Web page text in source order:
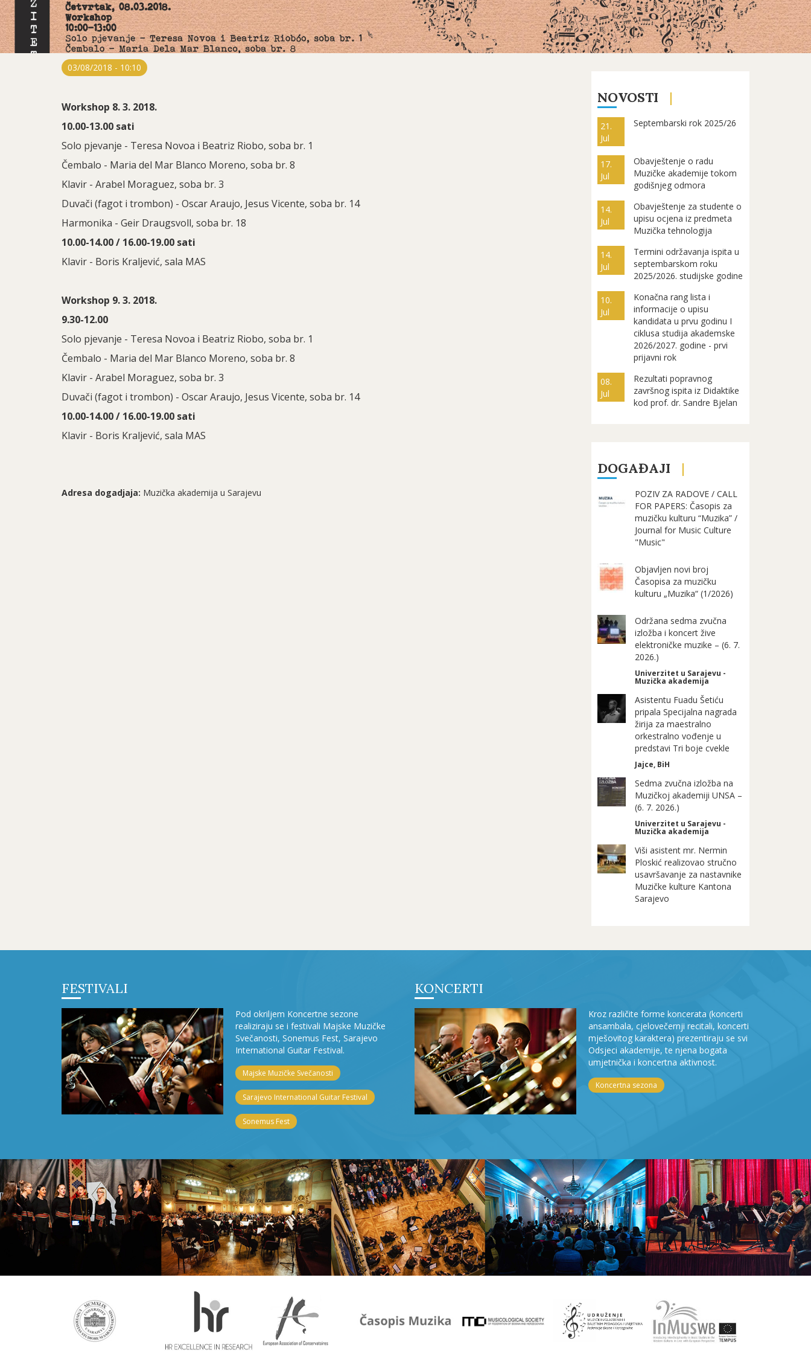
03/08/2018 - 10:10
Workshop 8. 3. 2018.
10.00-13.00 sati
Solo pjevanje - Teresa Novoa i Beatriz Riobo, soba br. 1
Čembalo - Maria del Mar Blanco Moreno, soba br. 8
Klavir - Arabel Moraguez, soba br. 3
Duvači (fagot i trombon) - Oscar Araujo, Jesus Vicente, soba br. 14
Harmonika - Geir Draugsvoll, soba br. 18
10.00-14.00 / 16.00-19.00 sati
Klavir - Boris Kraljević, sala MAS
Workshop 9. 3. 2018.
9.30-12.00
Solo pjevanje - Teresa Novoa i Beatriz Riobo, soba br. 1
Čembalo - Maria del Mar Blanco Moreno, soba br. 8
Klavir - Arabel Moraguez, soba br. 3
Duvači (fagot i trombon) - Oscar Araujo, Jesus Vicente, soba br. 14
10.00-14.00 / 16.00-19.00 sati
Klavir - Boris Kraljević, sala MAS
Adresa dogadjaja: Muzička akademija u Sarajevu
NOVOSTI
21.
Jul
Septembarski rok 2025/26
17.
Jul
Obavještenje o radu
Muzičke akademije tokom
godišnjeg odmora
14.
Jul
Obavještenje za studente o
upisu ocjena iz predmeta
Muzička tehnologija
14.
Jul
Termini održavanja ispita u
septembarskom roku
2025/2026. studijske godine
10.
Jul
Konačna rang lista i
informacije o upisu
kandidata u prvu godinu I
ciklusa studija akademske
2026/2027. godine - prvi
prijavni rok
08.
Jul
Rezultati popravnog
završnog ispita iz Didaktike
kod prof. dr. Sandre Bjelan
DOGAĐAJI
POZIV ZA RADOVE / CALL
FOR PAPERS: Časopis za
muzičku kulturu “Muzika” /
Journal for Music Culture
"Music"
Objavljen novi broj
Časopisa za muzičku
kulturu „Muzika“ (1/2026)
Održana sedma zvučna
izložba i koncert žive
elektroničke muzike – (6. 7.
2026.)
Univerzitet u Sarajevu -
Muzička akademija
Asistentu Fuadu Šetiću
pripala Specijalna nagrada
žirija za maestralno
orkestralno vođenje u
predstavi Tri boje cvekle
Jajce, BiH
Sedma zvučna izložba na
Muzičkoj akademiji UNSA –
(6. 7. 2026.)
Univerzitet u Sarajevu -
Muzička akademija
Viši asistent mr. Nermin
Ploskić realizovao stručno
usavršavanje za nastavnike
Muzičke kulture Kantona
Sarajevo
FESTIVALI
Pod okriljem Koncertne sezone
realiziraju se i festivali Majske Muzičke
Svečanosti, Sonemus Fest, Sarajevo
International Guitar Festival.
Majske Muzičke Svečanosti
Sarajevo International Guitar Festival
Sonemus Fest
KONCERTI
Kroz različite forme koncerata (koncerti
ansambala, cjelovečernji recitali, koncerti
mješovitog karaktera) prezentiraju se svi
Odsjeci akademije, te njena bogata
umjetnička i koncertna aktivnost.
Koncertna sezona